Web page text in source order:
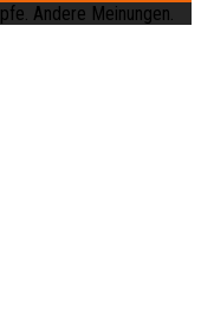
Andere Meinungen.